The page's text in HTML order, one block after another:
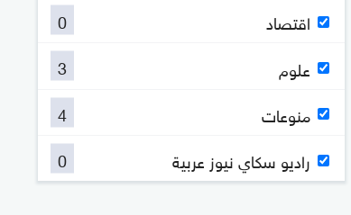
اقتصاد
0
علوم
3
منوعات
4
راديو سكاي نيوز عربية
0